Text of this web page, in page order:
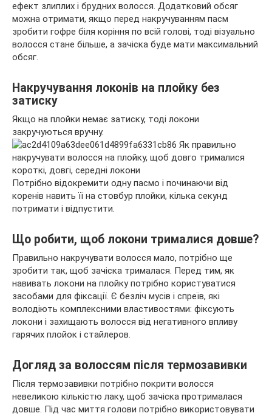
ефект злиплих і брудних волосся. Додатковий обсяг
можна отримати, якщо перед накручуванням пасм
зробити гофре біля коріння по всій голові, тоді візуально
волосся стане більше, а зачіска буде мати максимальний
обсяг.
Накручування локонів на плойку без
затиску
Якщо на плойки немає затиску, тоді локони
закручуються вручну.
Потрібно відокремити одну пасмо і починаючи від
коренів навить її на стовбур плойки, кілька секунд
потримати і відпустити.
Що робити, щоб локони трималися довше?
Правильно накручувати волосся мало, потрібно ще
зробити так, щоб зачіска трималася. Перед тим, як
навивать локони на плойку потрібно користуватися
засобами для фіксації. Є безліч мусів і спреїв, які
володіють комплексними властивостями: фіксують
локони і захищають волосся від негативного впливу
гарячих плойок і стайлеров.
Догляд за волоссям після термозавивки
Після термозавивки потрібно покрити волосся
невеликою кількістю лаку, щоб зачіска протрималася
довше. Під час миття голови потрібно використовувати